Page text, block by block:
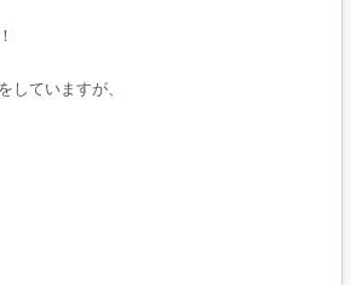
していますが、